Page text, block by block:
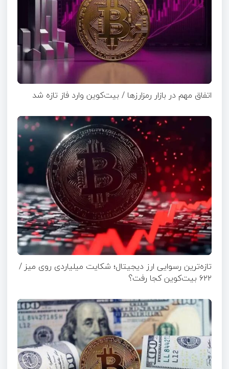
اتفاق مهم در بازار رمزارزها / بیت‌کوین وارد فاز تازه شد
تازه‌ترین رسوایی ارز دیجیتال؛ شکایت میلیاردی روی میز /
۶۲۲ بیت‌کوین کجا رفت؟